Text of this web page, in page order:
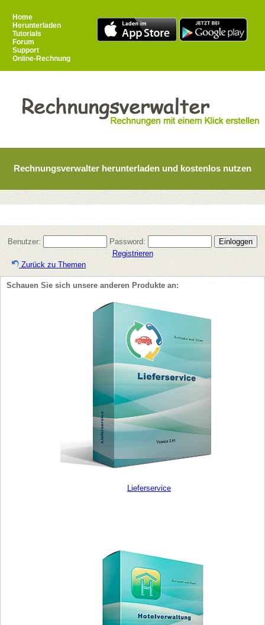
Home
Herunterladen
Tutorials
Forum
Support
Online-Rechnung
Rechnungsverwalter herunterladen und kostenlos nutzen
Benutzer:
Password:
Registrieren
Zurück zu Themen
Schauen Sie sich unsere anderen Produkte an:
Lieferservice